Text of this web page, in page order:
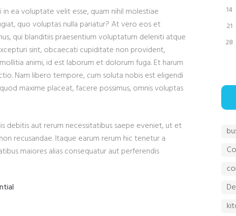
ea voluptate velit esse, quam nihil molestiae
quo voluptas nulla pariatur? At vero eos et
qui blanditiis praesentium voluptatum deleniti atque
sint, obcaecati cupiditate non provident,
animi, id est laborum et dolorum fuga. Et harum
Nam libero tempore, cum soluta nobis est eligendi
maxime placeat, facere possimus, omnis voluptas
debitis aut rerum necessitatibus saepe eveniet, ut et
recusandae. Itaque earum rerum hic tenetur a
maiores alias consequatur aut perferendis
14
21
28